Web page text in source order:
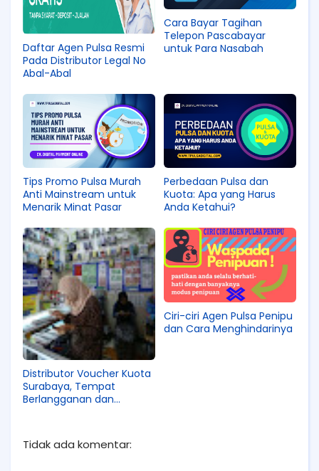
Daftar Agen Pulsa Resmi
Pada Distributor Legal No
Abal-Abal
Cara Bayar Tagihan
Telepon Pascabayar
untuk Para Nasabah
Tips Promo Pulsa Murah
Anti Mainstream untuk
Menarik Minat Pasar
Perbedaan Pulsa dan
Kuota: Apa yang Harus
Anda Ketahui?
Distributor Voucher Kuota
Surabaya, Tempat
Berlangganan dan
Ciri-ciri Agen Pulsa Penipu
dan Cara Menghindarinya
Tidak ada komentar: